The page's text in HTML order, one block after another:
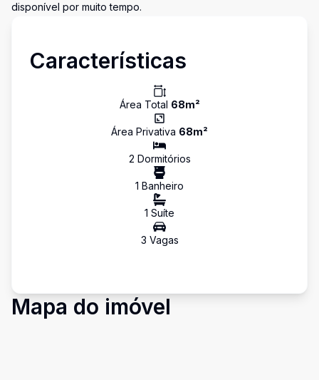
disponível por muito tempo.
Características
Área Total 68m²
Área Privativa 68m²
2 Dormitórios
1 Banheiro
1 Suíte
3 Vagas
Mapa do imóvel